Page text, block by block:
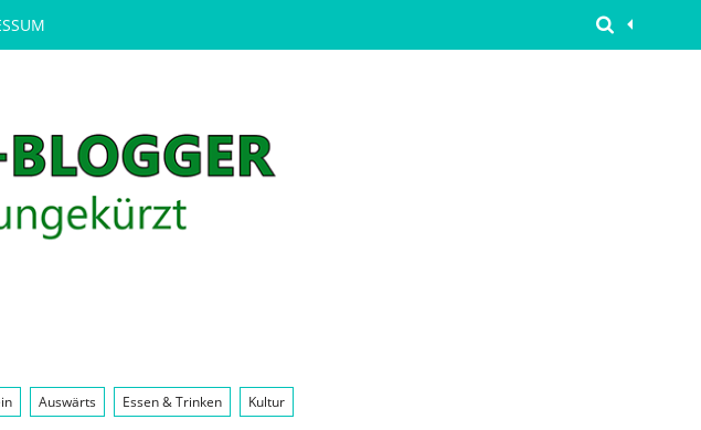
Auswärts Essen & Trinken Kultur